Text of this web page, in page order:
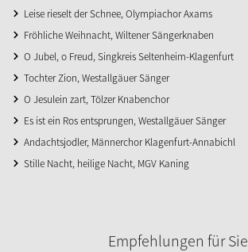
Leise rieselt der Schnee, Olympiachor Axams
Fröhliche Weihnacht, Wiltener Sängerknaben
O Jubel, o Freud, Singkreis Seltenheim-Klagenfurt
Tochter Zion, Westallgäuer Sänger
O Jesulein zart, Tölzer Knabenchor
Es ist ein Ros entsprungen, Westallgäuer Sänger
Andachtsjodler, Männerchor Klagenfurt-Annabichl
Stille Nacht, heilige Nacht, MGV Kaning
Empfehlungen für Sie